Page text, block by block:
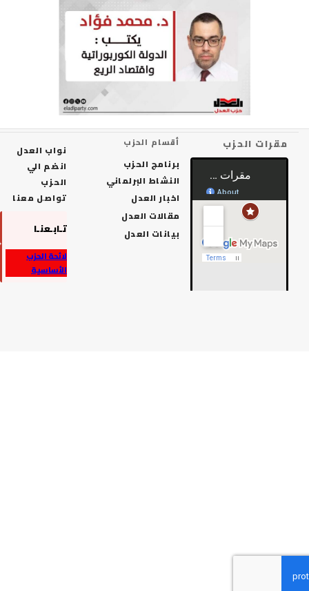
الحزب أقسام الحزب
برنامج الحزب
النشاط البرلماني
اخبار العدل
مقالات العدل
بيانات العدل
نواب العدل
انضم الي
تواصل معنا
تـابـعنـا
لائحة الحزب
الأساسية